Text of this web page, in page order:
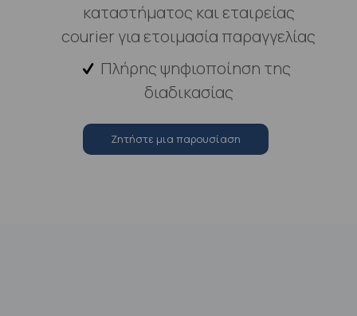
καταστήματος και εταιρείας
courier για ετοιμασία παραγγελίας
Πλήρης ψηφιοποίηση της
διαδικασίας
Zητήστε μια παρουσίαση